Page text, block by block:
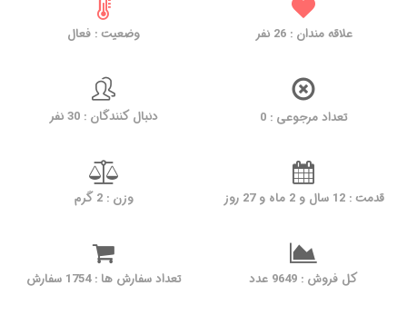
علاقه مندان : 26 نفر وضعیت : فعال
تعداد مرجوعی : 0 دنبال کنندگان : 30 نفر
قدمت : 12 سال و 2 ماه و 27 روز وزن : 2 گرم
کل فروش : 9649 عدد تعداد سفارش ها : 1754 سفارش